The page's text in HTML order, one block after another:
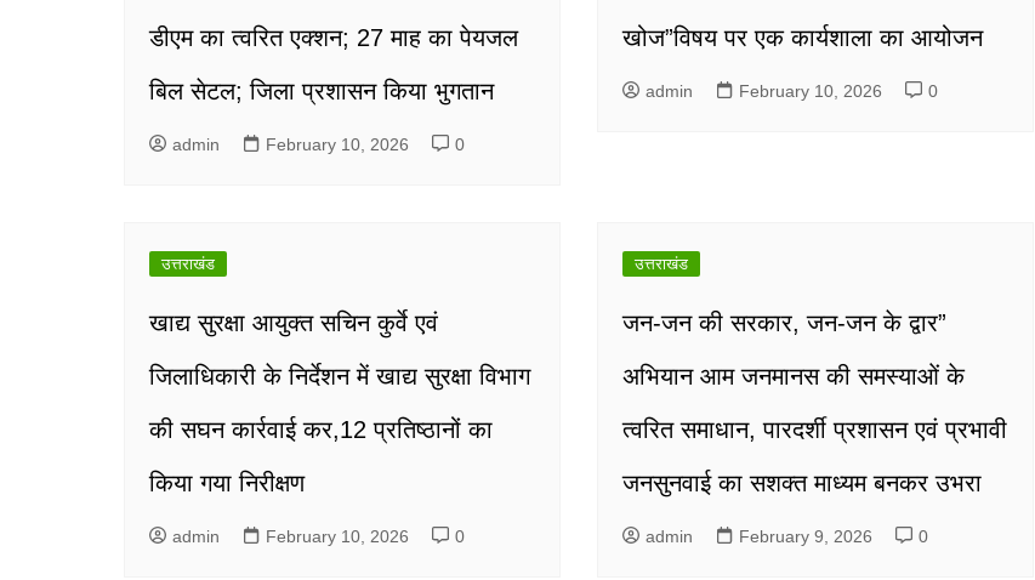
डीएम का त्वरित एक्शन; 27 माह का पेयजल
बिल सेटल; जिला प्रशासन किया भुगतान
admin February 10, 2026 0
खोज”विषय पर एक कार्यशाला का आयोजन
admin February 10, 2026 0
उत्तराखंड
खाद्य सुरक्षा आयुक्त सचिन कुर्वे एवं
जिलाधिकारी के निर्देशन में खाद्य सुरक्षा विभाग
की सघन कार्रवाई कर,12 प्रतिष्ठानों का
किया गया निरीक्षण
admin February 10, 2026 0
उत्तराखंड
जन-जन की सरकार, जन-जन के द्वार”
अभियान आम जनमानस की समस्याओं के
त्वरित समाधान, पारदर्शी प्रशासन एवं प्रभावी
जनसुनवाई का सशक्त माध्यम बनकर उभरा
admin February 9, 2026 0